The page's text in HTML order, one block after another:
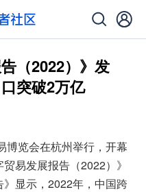
（2022）》发
突破2万亿
博览会在杭州举行，开幕
易发展报告（2022）》
》显示，2022年，中国跨